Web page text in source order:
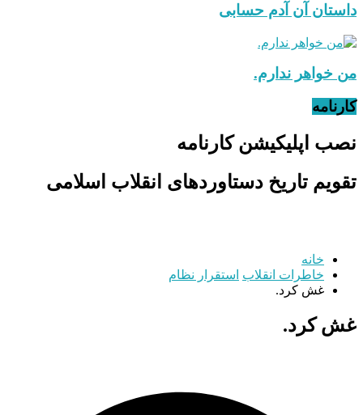
داستان آن آدم حسابی
من خواهر ندارم.
کارنامه
نصب اپلیکیشن کارنامه
تقویم تاریخ دستاوردهای انقلاب اسلامی
خانه
خاطرات انقلاب استقرار نظام
غش کرد.
غش کرد.